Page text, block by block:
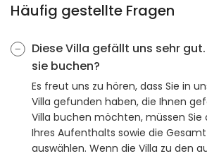
Häufig gestellte Fragen
Diese Villa gefällt uns sehr
sie buchen?
Es freut uns zu hören, dass Sie in
Villa gefunden haben, die Ihnen
Villa buchen möchten, müssen Sie
Ihres Aufenthalts sowie die
auswählen. Wenn die Villa zu den